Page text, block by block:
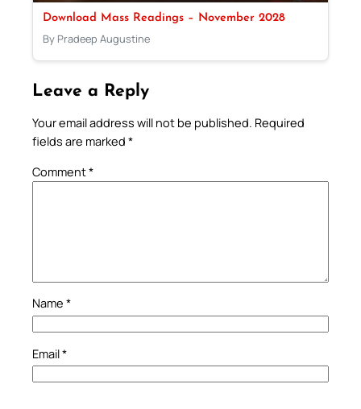
Download Mass Readings – November 2028
By Pradeep Augustine
Leave a Reply
Your email address will not be published. Required
fields are marked *
Comment*
Name *
Email*